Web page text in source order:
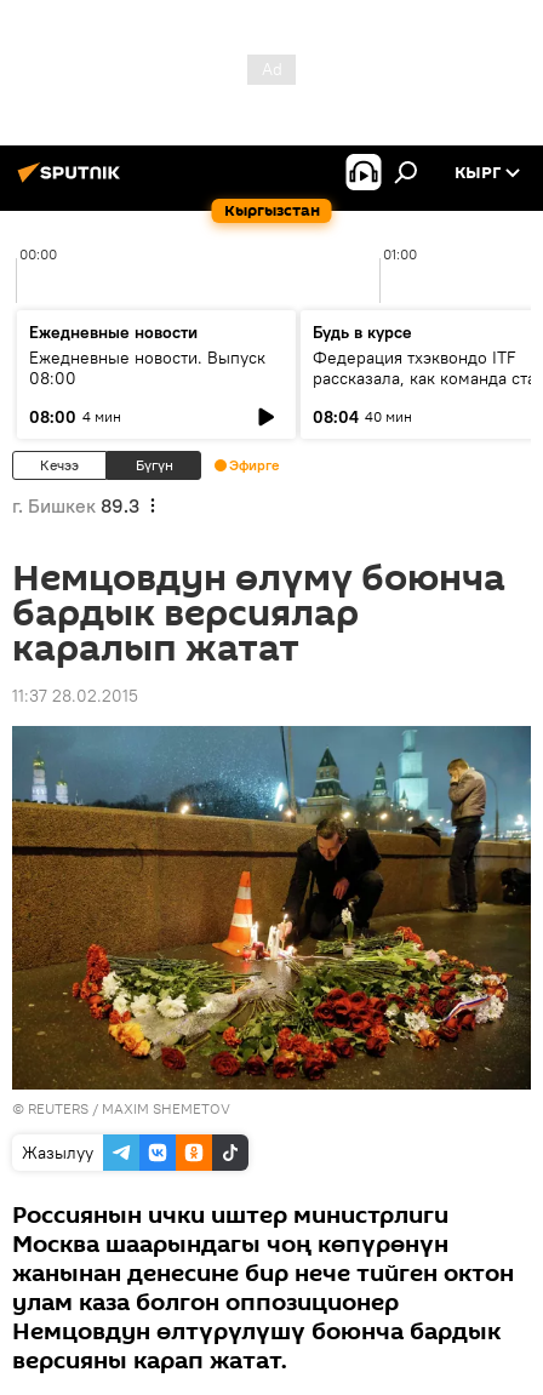
Кыргызстан
КЫРГ
00:00 01:00
Ежедневные новости
Ежедневные новости. Выпуск
08:00
08:00 4 мин
Будь в курсе
Федерация тхэквондо ITF
рассказала, как команда
08:04 40 мин
Кечээ Бүгүн Эфирге
г. Бишкек 89.3
Немцовдун өлүмү боюнча
бардык версиялар
каралып жатат
11:37 28.02.2015
© REUTERS / MAXIM SHEMETOV
Жазылуу
Россиянын ички иштер министрлиги
Москва шаарындагы чоң көпүрөнүн
жанынан денесине бир нече тийген октон
улам каза болгон оппозиционер
Немцовдун өлтүрүлүшү боюнча бардык
версияны карап жатат.